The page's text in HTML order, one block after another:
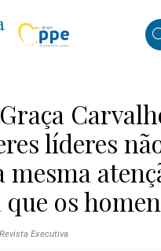
líderes
mesma
os
Executiva